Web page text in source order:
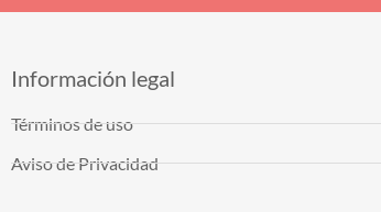
Información legal
Términos de uso
Aviso de Privacidad